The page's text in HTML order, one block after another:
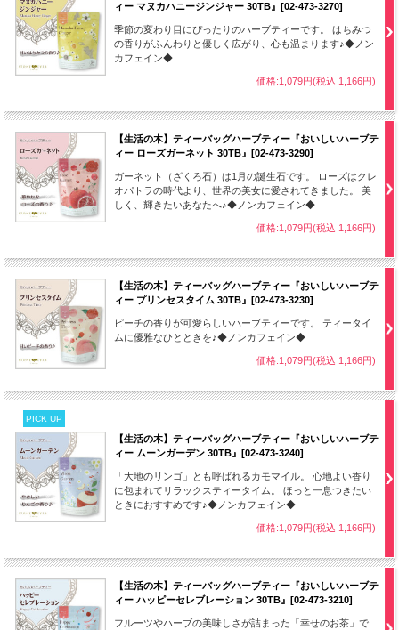
ィー マヌカハニージンジャー 30TB』[02-473-3270]
季節の変わり目にぴったりのハーブティーです。 はちみつ
の香りがふんわりと優しく広がり、心も温まります♪◆ノン
カフェイン◆
価格:1,079円(税込 1,166円)
【生活の木】ティーバッグハーブティー『おいしいハーブテ
ィー ローズガーネット 30TB』[02-473-3290]
ガーネット（ざくろ石）は1月の誕生石です。 ローズはクレ
オパトラの時代より、世界の美女に愛されてきました。 美
しく、輝きたいあなたへ♪◆ノンカフェイン◆
価格:1,079円(税込 1,166円)
【生活の木】ティーバッグハーブティー『おいしいハーブテ
ィー プリンセスタイム 30TB』[02-473-3230]
ピーチの香りが可愛らしいハーブティーです。 ティータイ
ムに優雅なひとときを♪◆ノンカフェイン◆
価格:1,079円(税込 1,166円)
PICK UP
【生活の木】ティーバッグハーブティー『おいしいハーブテ
ィー ムーンガーデン 30TB』[02-473-3240]
「大地のリンゴ」とも呼ばれるカモマイル。 心地よい香り
に包まれてリラックスティータイム。 ほっと一息つきたい
ときにおすすめです♪◆ノンカフェイン◆
価格:1,079円(税込 1,166円)
【生活の木】ティーバッグハーブティー『おいしいハーブテ
ィー ハッピーセレブレーション 30TB』[02-473-3210]
フルーツやハーブの美味しさが詰まった「幸せのお茶」で